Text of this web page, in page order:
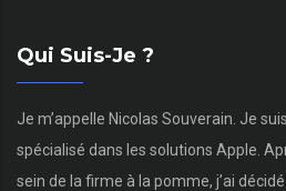
Qui Suis-Je ?
Je m’appelle Nicolas Souverain. Je
spécialisé dans les solutions Apple.
sein de la firme à la pomme, j’ai